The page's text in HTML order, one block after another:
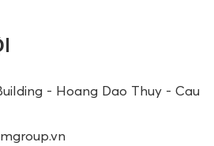
- Hoang Dao Thuy - Cau